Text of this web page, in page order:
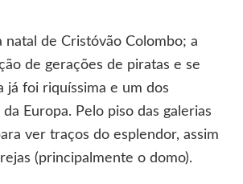
natal de Cristóvão Colombo; a
de gerações de piratas e se
já foi riquíssima e um dos
Europa. Pelo piso das galerias
ver traços do esplendor, assim
(principalmente o domo).